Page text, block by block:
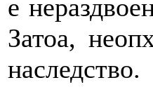
е
Затоа,
наследство.